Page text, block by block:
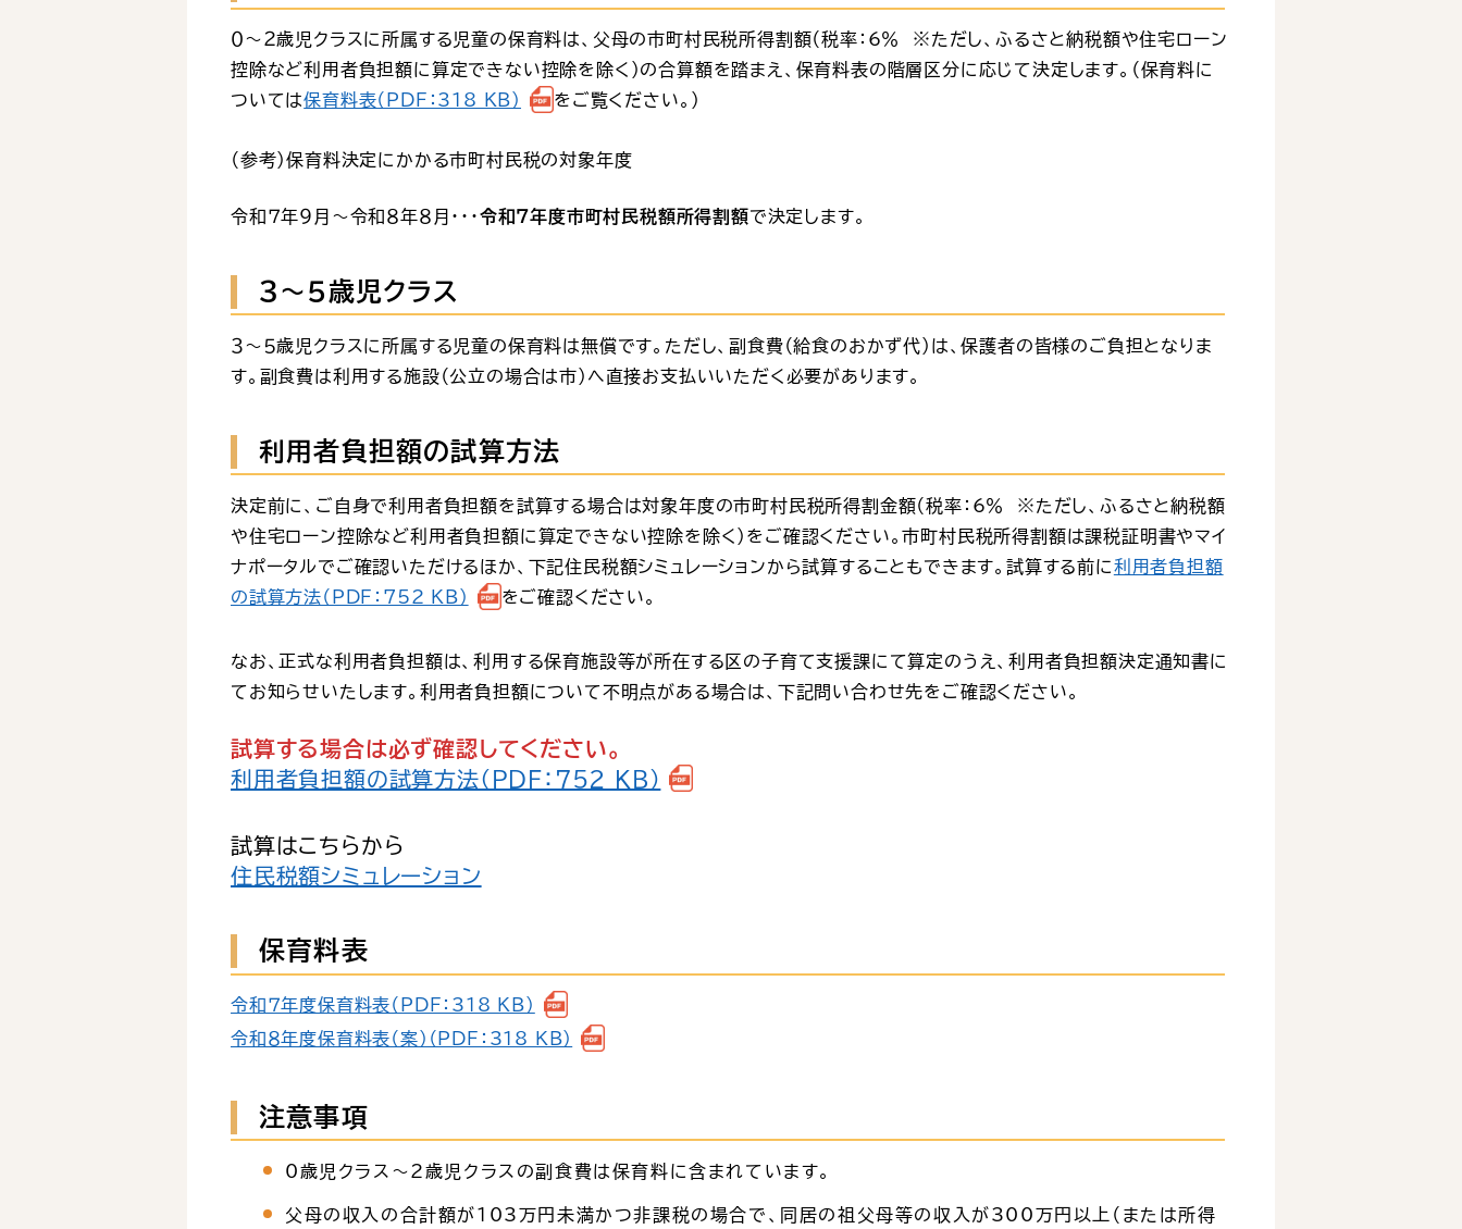
０～２歳児クラスに所属する児童の保育料は、父母の市町村民税所得割額（税率：6％ ※ただし、ふるさと納税額や住宅ローン
控除など利用者負担額に算定できない控除を除く）の合算額を踏まえ、保育料表の階層区分に応じて決定します。（保育料に
ついては保育料表（PDF：318 KB） をご覧ください。）
（参考）保育料決定にかかる市町村民税の対象年度
令和７年９月～令和８年８月・・・令和７年度市町村民税額所得割額で決定します。
３～５歳児クラス
３～５歳児クラスに所属する児童の保育料は無償です。ただし、副食費（給食のおかず代）は、保護者の皆様のご負担となりま
す。副食費は利用する施設（公立の場合は市）へ直接お支払いいただく必要があります。
利用者負担額の試算方法
決定前に、ご自身で利用者負担額を試算する場合は対象年度の市町村民税所得割金額（税率：6％ ※ただし、ふるさと納税額
や住宅ローン控除など利用者負担額に算定できない控除を除く）をご確認ください。市町村民税所得割額は課税証明書やマイ
ナポータルでご確認いただけるほか、下記住民税額シミュレーションから試算することもできます。試算する前に利用者負担額
の試算方法（PDF：752 KB）
をご確認ください。
なお、正式な利用者負担額は、利用する保育施設等が所在する区の子育て支援課にて算定のうえ、利用者負担額決定通知書に
てお知らせいたします。利用者負担額について不明点がある場合は、下記問い合わせ先をご確認ください。
試算する場合は必ず確認してください。
利用者負担額の試算方法（PDF：752 KB）
試算はこちらから
住民税額シミュレーション
保育料表
令和７年度保育料表（PDF：318 KB）
令和８年度保育料表（案）（PDF：318 KB）
注意事項
0歳児クラス～2歳児クラスの副食費は保育料に含まれています。
父母の収入の合計額が103万円未満かつ非課税の場合で、同居の祖父母等の収入が300万円以上（または所得